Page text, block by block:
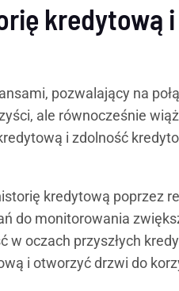
kredytową
pozwalający na
ale równocześnie
i zdolność
kredytową poprzez
do monitorowania
oczach przyszłych
i otworzyć drzwi do